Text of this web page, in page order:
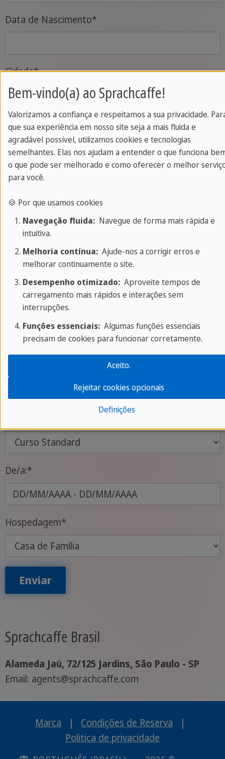
Data de Nascimento*
Cidade*
Estado *
País*
Email*
Telefone*
Sobre seu Programa
De/a:*
Hospedagem*
Enviar
Sprachcaffe Brasil
Alameda Jaú, 72/125 Jardins, São Paulo - SP
Email: agents@sprachcaffe.com
Marca | Condições de Reserva
|
Politica de privacidade
Bem-vindo(a) ao Sprachcaffe!
Valorizamos a confiança e respeitamos a sua privacidade.
que sua experiência em nosso site seja a mais fluida e
agradável possível, utilizamos cookies e tecnologias
semelhantes. Elas nos ajudam a entender o que funciona
o que pode ser melhorado e como oferecer o melhor
para você.
🍪 Por que usamos cookies
Navegação fluida:Navegue de forma mais rápida e
intuitiva.
Melhoria contínua:Ajude-nos a corrigir erros e
melhorar continuamente o site.
Desempenho otimizado:Aproveite tempos de
carregamento mais rápidos e interações sem
interrupções.
Funções essenciais:Algumas funções essenciais
precisam de cookies para funcionar corretamente.
Definições
Rejeitar cookies opcionais
Aceito.